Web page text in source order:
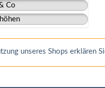
Co
unseres Shops erklären